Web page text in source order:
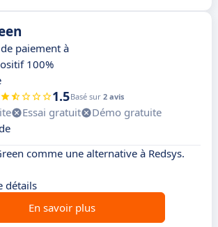
paiement à
100%
1.5Basé sur 2 avis
Essai gratuit
Démo gratuite
comme une alternative à Redsys.
détails
En savoir plus